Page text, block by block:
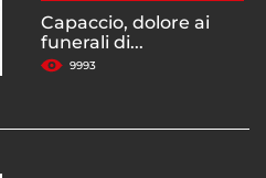
Capaccio, dolore ai
funerali di...
9993